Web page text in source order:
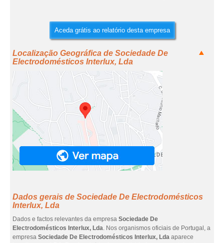
Aceda grátis ao relatório desta empresa
Localização Geográfica de Sociedade De
Electrodomésticos Interlux, Lda
Dados gerais de Sociedade De Electrodomésticos
Interlux, Lda
Dados e factos relevantes da empresa Sociedade De
Electrodomésticos Interlux, Lda. Nos organismos oficiais de Portugal, a
empresa Sociedade De Electrodomésticos Interlux, Lda aparece